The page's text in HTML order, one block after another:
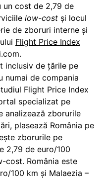
un cost de 2,79 de
low-cost şi locul
de zboruri interne şi
Flight Price Index
inclusiv de țările pe
numai de compania
Flight Price Index
specializat pe
analizează zborurile
plasează România pe
zborurile pe
2,79 de euro/100
cost. România este
100 km şi Malaezia –